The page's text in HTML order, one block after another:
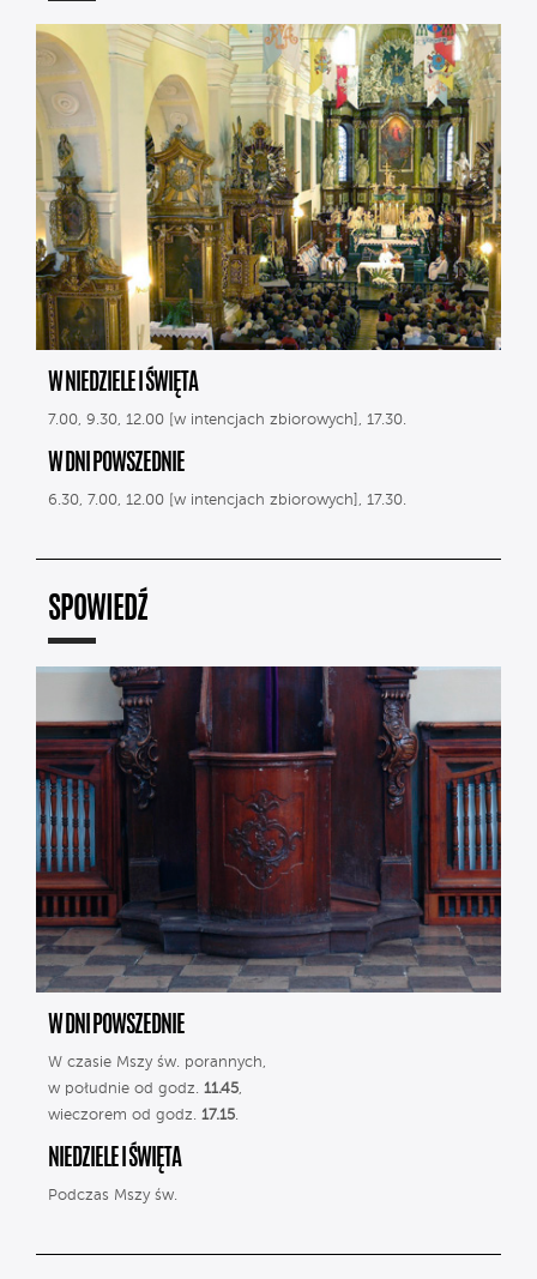
W NIEDZIELE I ŚWIĘTA
7.00, 9.30, 12.00 [w intencjach zbiorowych], 17.30.
W DNI POWSZEDNIE
6.30, 7.00, 12.00 [w intencjach zbiorowych], 17.30.
SPOWIEDŹ
W DNI POWSZEDNIE
W czasie Mszy św. porannych,
w południe od godz. 11.45
wieczorem od godz. 17.15
NIEDZIELE I ŚWIĘTA
Podczas Mszy św.